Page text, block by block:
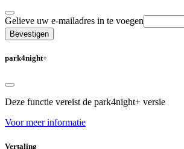
Gelieve uw e-mailadres in te voegen
Bevestigen
park4night+
Deze functie vereist de park4night+ versie
Voor meer informatie
Vertaling